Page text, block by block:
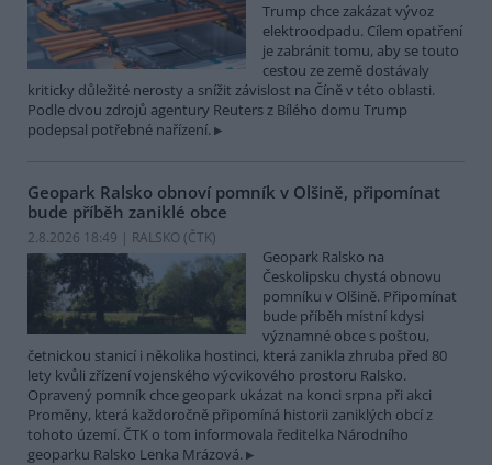
Trump chce zakázat vývoz
elektroodpadu. Cílem opatření
je zabránit tomu, aby se touto
cestou ze země dostávaly
kriticky důležité nerosty a snížit závislost na Číně v této oblasti.
Podle dvou zdrojů agentury Reuters z Bílého domu Trump
podepsal potřebné nařízení.
Geopark Ralsko obnoví pomník v Olšině, připomínat
bude příběh zaniklé obce
2.8.2026 18:49 | RALSKO (ČTK)
Geopark Ralsko na
Českolipsku chystá obnovu
pomníku v Olšině. Připomínat
bude příběh místní kdysi
významné obce s poštou,
četnickou stanicí i několika hostinci, která zanikla zhruba před 80
lety kvůli zřízení vojenského výcvikového prostoru Ralsko.
Opravený pomník chce geopark ukázat na konci srpna při akci
Proměny, která každoročně připomíná historii zaniklých obcí z
tohoto území. ČTK o tom informovala ředitelka Národního
geoparku Ralsko Lenka Mrázová.